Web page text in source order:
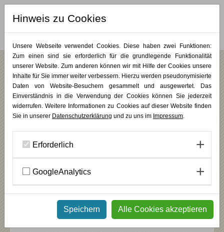
MERKLISTE (0)
Wochenendkurse/Kursreihen/Malerei & Zeichnung/KUNST PUR
Freie Malerei III
Die Bildkomposition – Spannung, Balance und Begegnung
Malerei« steht die Auseinandersetzung mit der Komposition als
zentrales Gestaltungsmittel im Mittelpunkt.
bildnerischen Ideen und erproben und vertiefen Ihre
Ausdrucksmöglichkeiten. Impulse und Übungen helfen dabei,
gestalterische Entscheidungen bewusst zu treffen – für Bilder mit
innerer Spannung, Ausgewogenheit und lebendiger Präsenz.
Hinweis zu Cookies
Unsere Webseite verwendet Cookies. Diese haben zwei Funktionen:
Zum einen sind sie erforderlich für die grundlegende Funktionalität
unserer Website. Zum anderen können wir mit Hilfe der Cookies unsere
Inhalte für Sie immer weiter verbessern. Hierzu werden pseudonymisierte
Daten von Website-Besuchern gesammelt und ausgewertet. Das
Einverständnis in die Verwendung der Cookies können Sie jederzeit
widerrufen. Weitere Informationen zu Cookies auf dieser Website finden
Sie in unserer Datenschutzerklärung und zu uns im Impressum.
Erforderlich
GoogleAnalytics
Speichern Alle Cookies akzeptieren